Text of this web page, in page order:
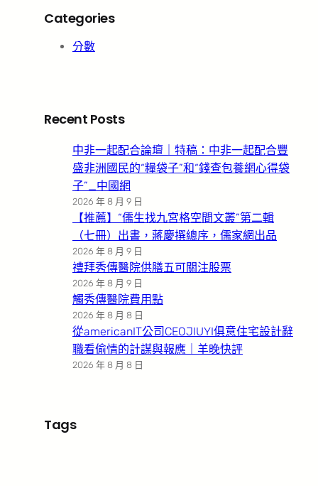
Categories
分數
Recent Posts
中非一起配合論壇｜特稿：中非一起配合豐
盛非洲國民的“糧袋子”和“錢查包養網心得袋
子”_中國網
2026 年 8 月 9 日
【推薦】“儒生找九宮格空間文叢”第二輯
（七冊）出書，蔣慶撰總序，儒家網出品
2026 年 8 月 9 日
禮拜秀傳醫院供膳五可關注股票
2026 年 8 月 9 日
觸秀傳醫院費用點
2026 年 8 月 8 日
從americanIT公司CEOJIUYI俱意住宅設計辭
職看偷情的計謀與報應｜羊晚快評
2026 年 8 月 8 日
Tags